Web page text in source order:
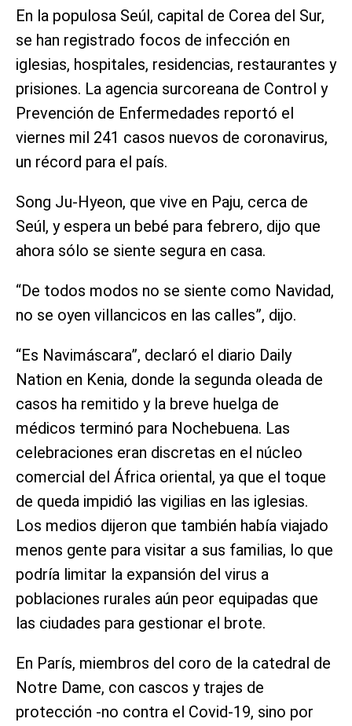
En la populosa Seúl, capital de Corea del Sur,
se han registrado focos de infección en
iglesias, hospitales, residencias, restaurantes y
prisiones. La agencia surcoreana de Control y
Prevención de Enfermedades reportó el
viernes mil 241 casos nuevos de coronavirus,
un récord para el país.
Song Ju-Hyeon, que vive en Paju, cerca de
Seúl, y espera un bebé para febrero, dijo que
ahora sólo se siente segura en casa.
“De todos modos no se siente como Navidad,
no se oyen villancicos en las calles”, dijo.
“Es Navimáscara”, declaró el diario Daily
Nation en Kenia, donde la segunda oleada de
casos ha remitido y la breve huelga de
médicos terminó para Nochebuena. Las
celebraciones eran discretas en el núcleo
comercial del África oriental, ya que el toque
de queda impidió las vigilias en las iglesias.
Los medios dijeron que también había viajado
menos gente para visitar a sus familias, lo que
podría limitar la expansión del virus a
poblaciones rurales aún peor equipadas que
las ciudades para gestionar el brote.
En París, miembros del coro de la catedral de
Notre Dame, con cascos y trajes de
protección -no contra el Covid-19, sino por